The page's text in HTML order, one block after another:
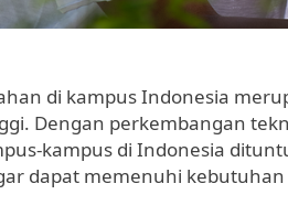
di kampus Indonesia
Dengan perkembangan
kampus di Indonesia
dapat memenuhi